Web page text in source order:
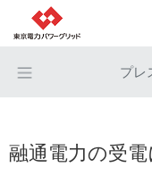
プレ
融通電力の受